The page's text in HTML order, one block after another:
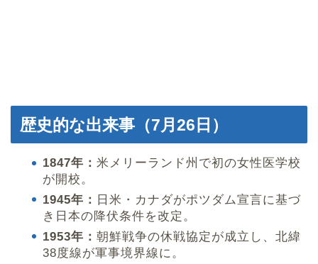
歴史的な出来事（7月26日）
1847年： 米メリーランド州で初の女性医学校
が開校。
1945年： 日米・カナダがポツダム宣言に基づ
き日本の降伏条件を改定。
1953年： 朝鮮戦争の休戦協定が成立し、北緯
38度線が軍事境界線に。